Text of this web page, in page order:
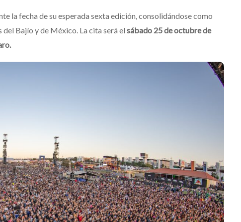
la fecha de su esperada sexta edición, consolidándose como
Bajío y de México. La cita será el sábado 25 de octubre de